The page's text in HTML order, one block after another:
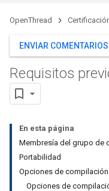
OpenThread
ENVIAR COMENTARIOS
Requisitos
En esta página
Membresía del grupo de
Portabilidad
Opciones de compilación
Opciones de